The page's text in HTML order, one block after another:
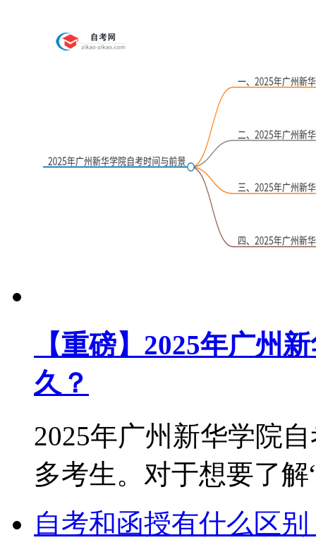
【重磅】2025年广州
久？
2025年广州新华学院
多考生。对于想要了解
自考和函授有什么区别